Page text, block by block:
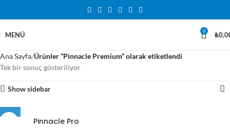
MENÜ 0 ₺
Ana Sayfa Ürünler “Pinnacle Premium” olarak etiketlendi
Tek bir sonuç gösteriliyor
Show sidebar
Pinnacle Pro